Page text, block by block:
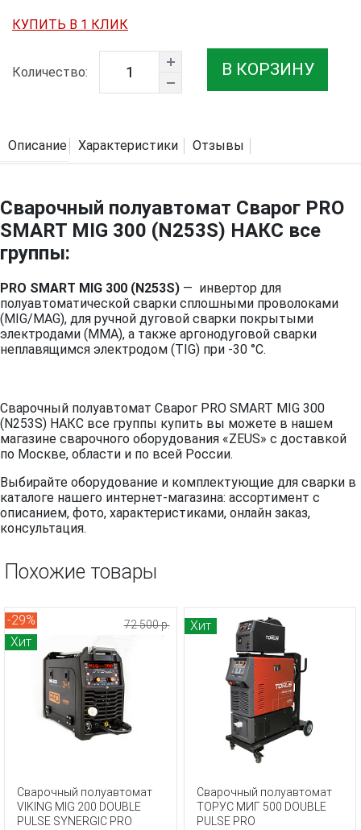
КУПИТЬ В 1 КЛИК
Количество: В КОРЗИНУ
Описание Характеристики Отзывы
Сварочный полуавтомат Сварог PRO
SMART MIG 300 (N253S) НАКС все
группы:
PRO SMART MIG 300 (N253S) — инвертор для
полуавтоматической сварки сплошными проволоками
(MIG/MAG), для ручной дуговой сварки покрытыми
электродами (MMA), а также аргонодуговой сварки
неплавящимся электродом (TIG) при -30 °C.
Сварочный полуавтомат Сварог PRO SMART MIG 300
(N253S) НАКС все группы купить вы можете в нашем
магазине сварочного оборудования «ZEUS» с доставкой
по Москве, области и по всей России.
Выбирайте оборудование и комплектующие для сварки в
каталоге нашего интернет-магазина: ассортимент с
описанием, фото, характеристиками, онлайн заказ,
консультация.
Похожие товары
-29%
Хит
Сварочный полуавтомат
VIKING MIG 200 DOUBLE
PULSE SYNERGIC PRO
72 500 р. Хит
Сварочный полуавтомат
ТОРУС МИГ 500 DOUBLE
PULSE PRO